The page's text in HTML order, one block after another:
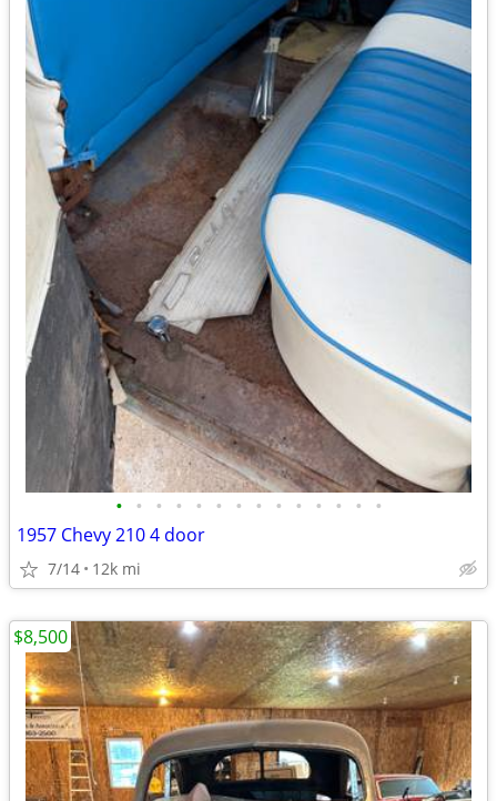
• • • • • • • • • • • • • •
1957 Chevy 210 4 door
7/14 12k mi
$8,500